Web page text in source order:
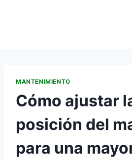
MANTENIMIENTO
Cómo ajustar
posición del
para una